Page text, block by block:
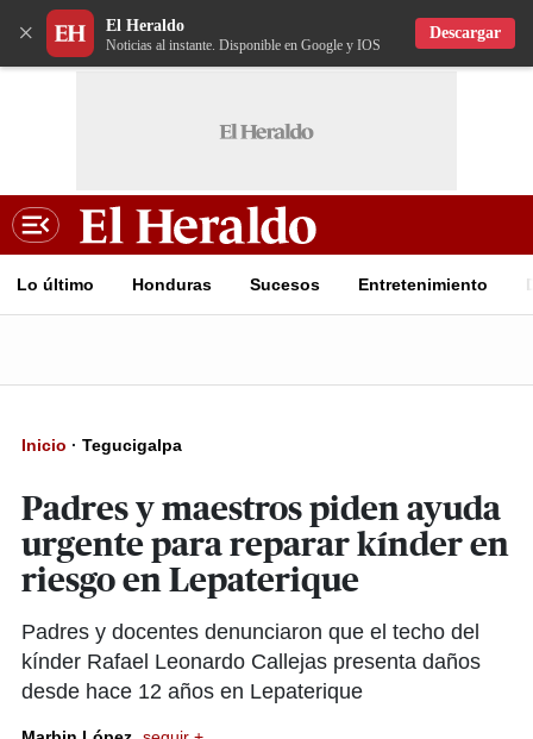
× El Heraldo
Noticias al instante. Disponible en Google y IOS
Descargar
Lo último Honduras Sucesos Entretenimiento
Inicio · Tegucigalpa
Padres y maestros piden ayuda
urgente para reparar kínder en
riesgo en Lepaterique
Padres y docentes denunciaron que el techo del
kínder Rafael Leonardo Callejas presenta daños
desde hace 12 años en Lepaterique